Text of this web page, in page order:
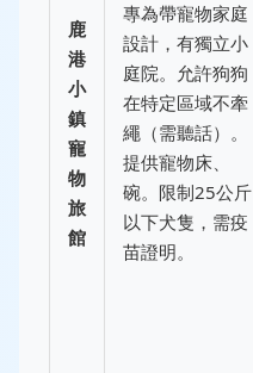
鹿
港
小
鎮
寵
物
旅
館
專為帶寵物家庭
設計，有獨立小
庭院。允許狗狗
在特定區域不牽
繩（需聽話）。
提供寵物床、
碗。限制25公斤
以下犬隻，需疫
苗證明。